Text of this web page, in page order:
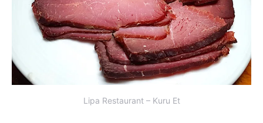
Lipa Restaurant – Kuru Et